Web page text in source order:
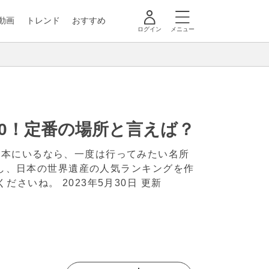
画 トレンド おすすめ
ログイン メニュー
定番の場所と言えば？
にいるなら、一度は行ってみたい名所
日本の世界遺産の人気ランキングを作
ださいね。 2023年5月30日 更新